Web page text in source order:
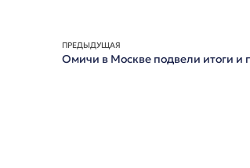
ПРЕДЫДУЩАЯ